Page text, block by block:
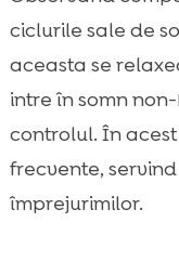
ciclurile sale de
aceasta se
intre în somn
controlul. În
frecvente,
împrejurimilor.